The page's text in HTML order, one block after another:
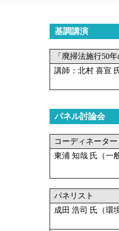
基調講演
「廃掃法施行50
講師：北村 喜宣
パネル討論会
コーディネーター
東浦 知哉 氏（一
パネリスト
成田 浩司 氏（環